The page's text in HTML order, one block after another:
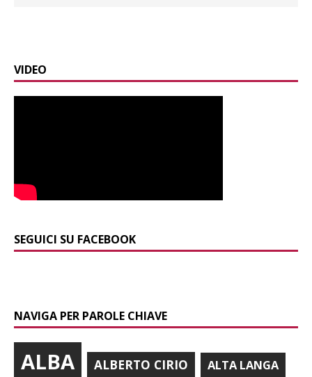
VIDEO
SEGUICI SU FACEBOOK
NAVIGA PER PAROLE CHIAVE
ALBA ALBERTO CIRIO ALTA LANGA